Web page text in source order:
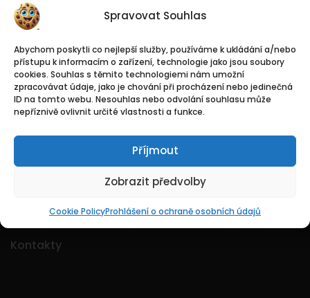
Spravovat Souhlas
Abychom poskytli co nejlepší služby, používáme k ukládání a/nebo
přístupu k informacím o zařízení, technologie jako jsou soubory
cookies. Souhlas s těmito technologiemi nám umožní
zpracovávat údaje, jako je chování při procházení nebo jedinečná
ID na tomto webu. Nesouhlas nebo odvolání souhlasu může
nepříznivě ovlivnit určité vlastnosti a funkce.
Příjmout
Zobrazit předvolby
Cookie PolicyProhlášení o ochraně osobních údajů
Logo Jobmarkt.cz ® je registrovaná ochranná
známka.
Základní
Kontakty